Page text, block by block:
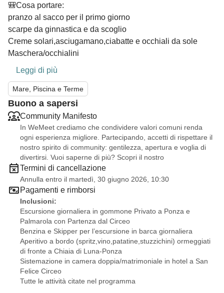
🎒Cosa portare:
pranzo al sacco per il primo giorno
scarpe da ginnastica e da scoglio
Creme solari,asciugamano,ciabatte e occhiali da sole
Maschera/occhialini
costume e voglia di avventura!
Due giorni di paradiso… senza dover prendere
neanche un volo! ✈️
‼️ Per poter partecipare Contattare l’organizzatore quanto
prima possibile per il versamento di 100€ di acconto (non
rimborsabile)
‼️ Posti limitati e soggetti a esaurimento
Leggi di più
Mare, Piscina e Terme
Buono a sapersi
Community Manifesto
In WeMeet crediamo che condividere valori comuni renda
ogni esperienza migliore. Partecipando, accetti di rispettare il
nostro spirito di community: gentilezza, apertura e voglia di
divertirsi. Vuoi saperne di più? Scopri il nostro
Termini di cancellazione
Annulla entro il martedì, 30 giugno 2026, 10:30
Pagamenti e rimborsi
Inclusioni:
Escursione giornaliera in gommone Privato a Ponza e
Palmarola con Partenza dal Circeo
Benzina e Skipper per l’escursione in barca giornaliera
Aperitivo a bordo (spritz,vino,patatine,stuzzichini) ormeggiati
di fronte a Chiaia di Luna-Ponza
Sistemazione in camera doppia/matrimoniale in hotel a San
Felice Circeo
Tutte le attività citate nel programma